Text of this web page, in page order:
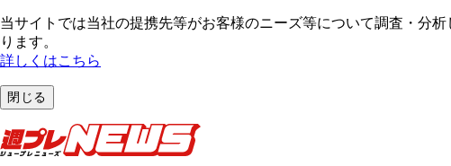
当サイトでは当社の提携先等がお客様のニーズ等について調査・分
ります。
詳しくはこちら
閉じる